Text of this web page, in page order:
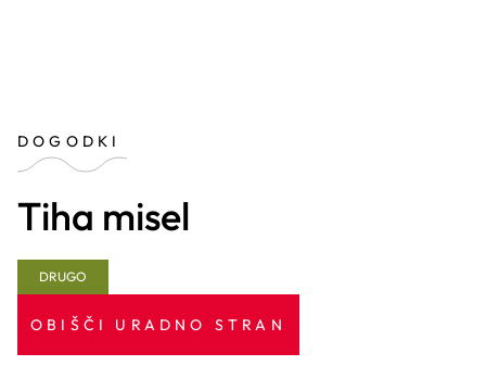
DOGODKI
Tiha misel
DRUGO
OBIŠČI URADNO STRAN